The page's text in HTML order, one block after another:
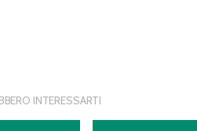
INTERESSARTI